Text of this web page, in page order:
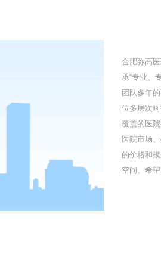
合肥弥高
承“专业、
团队多年
位多层次
覆盖的医
医院市场
的价格和
空间。希